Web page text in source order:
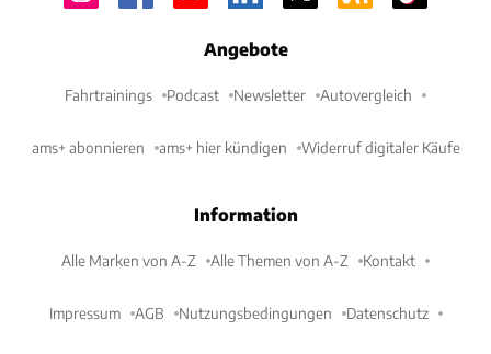
Angebote
Fahrtrainings Podcast Newsletter Autovergleich
ams+ abonnieren ams+ hier kündigen Widerruf digitaler Käufe
Information
Alle Marken von A-Z Alle Themen von A-Z Kontakt
Impressum AGB Nutzungsbedingungen Datenschutz